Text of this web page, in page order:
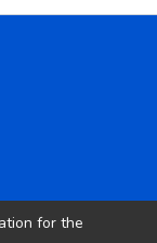
is described
for the